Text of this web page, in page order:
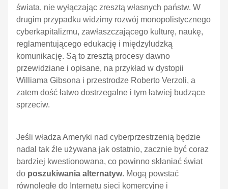
świata, nie wyłączając zresztą własnych państw. W
drugim przypadku widzimy rozwój monopolistycznego
cyberkapitalizmu, zawłaszczającego kulturę, naukę,
reglamentującego edukację i międzyludzką
komunikację. Są to zresztą procesy dawno
przewidziane i opisane, na przykład w dystopii
Williama Gibsona i przestrodze Roberto Verzoli, a
zatem dość łatwo dostrzegalne i tym łatwiej budzące
sprzeciw.
Jeśli władza Ameryki nad cyberprzestrzenią będzie
nadal tak źle używana jak ostatnio, zacznie być coraz
bardziej kwestionowana, co powinno skłaniać świat
do poszukiwania alternatyw. Mogą powstać
równoległe do Internetu sieci komercyjne i